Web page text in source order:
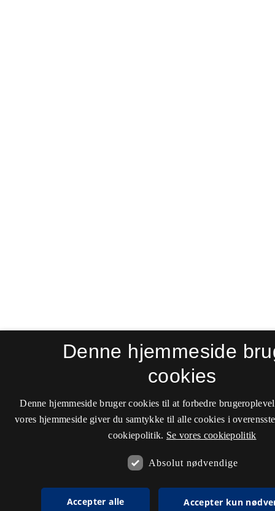
Denne hjemmeside
cookies
Denne hjemmeside bruger cookies til at forbedre
vores hjemmeside giver du samtykke til alle cookies i
cookiepolitik. Se vores cookiepolitik
Absolut nødvendige
Accepter alle Accepter kun